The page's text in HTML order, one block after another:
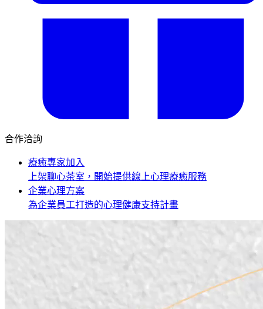
合作洽詢
療癒專家加入
上架聊心茶室，開始提供線上心理療癒服務
企業心理方案
為企業員工打造的心理健康支持計畫